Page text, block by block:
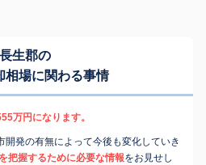
長生郡の
相場に関わる事情
万円になります。
開発の有無によって今後も変化していき
把握するために必要な情報をお見せし